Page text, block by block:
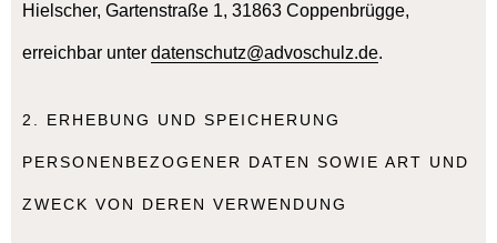
Hielscher, Gartenstraße 1, 31863 Coppenbrügge,
erreichbar unter datenschutz@advoschulz.de.
2. ERHEBUNG UND SPEICHERUNG
PERSONENBEZOGENER DATEN SOWIE ART UND
ZWECK VON DEREN VERWENDUNG